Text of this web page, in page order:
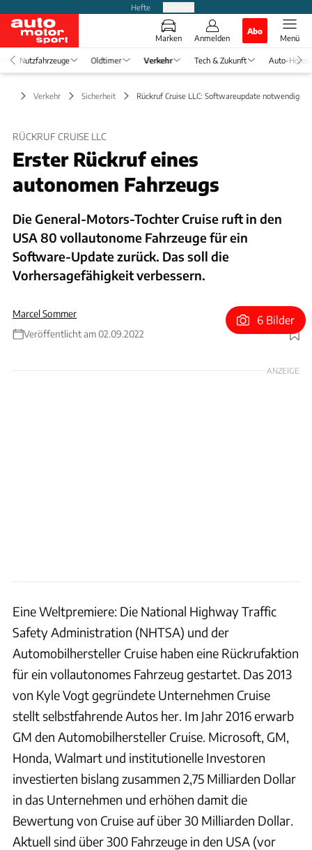
Hefte
Marken Anmelden
Abo
Menü
Nutzfahrzeuge Oldtimer Verkehr Tech & Zukunft Auto-
Verkehr Sicherheit Rückruf Cruise LLC: Softwareupdate notwendig
RÜCKRUF CRUISE LLC
Erster Rückruf eines
autonomen Fahrzeugs
Die General-Motors-Tochter Cruise ruft in den
USA 80 vollautonome Fahrzeuge für ein
Software-Update zurück. Das soll die
Vorhersagefähigkeit verbessern.
Marcel Sommer
Veröffentlicht am 02.09.2022
Foto: Jeffrey Sauger
6 Bilder
ANZEIGE
Eine Weltpremiere: Die National Highway Traffic
Safety Administration (NHTSA) und der
Automobilhersteller Cruise haben eine Rückrufaktion
für ein vollautonomes Fahrzeug gestartet. Das 2013
von Kyle Vogt gegründete Unternehmen Cruise
stellt selbstfahrende Autos her. Im Jahr 2016 erwarb
GM den Automobilhersteller Cruise. Microsoft, GM,
Honda, Walmart und institutionelle Investoren
investierten bislang zusammen 2,75 Milliarden Dollar
in das Unternehmen und erhöhen damit die
Bewertung von Cruise auf über 30 Milliarden Dollar.
Aktuell sind über 300 Fahrzeuge in den USA (vor